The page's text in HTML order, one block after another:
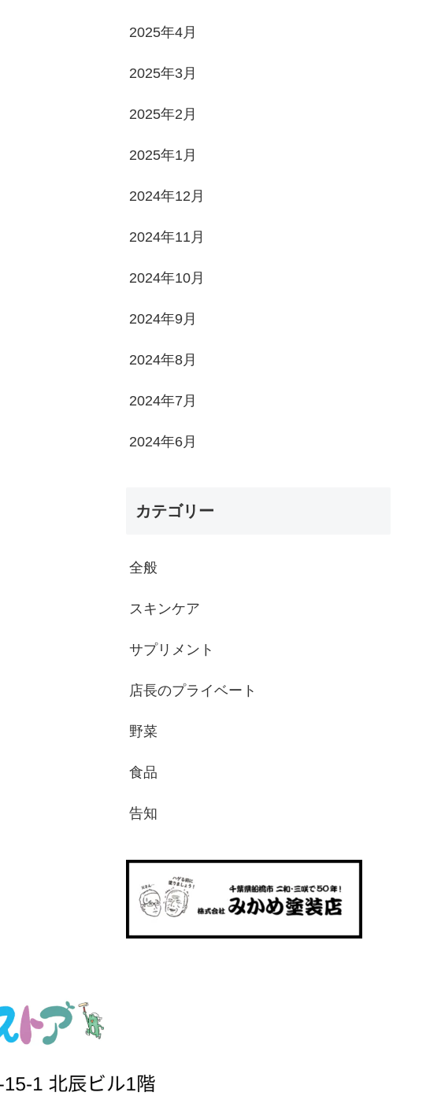
2025年4月
2025年3月
2025年2月
2025年1月
2024年12月
2024年11月
2024年10月
2024年9月
2024年8月
2024年7月
2024年6月
カテゴリー
全般
スキンケア
サプリメント
店長のプライベート
野菜
食品
告知